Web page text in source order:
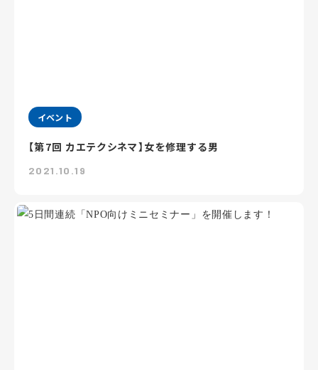
イベント
【第7回 カエテクシネマ】女を修理する男
2021.10.19